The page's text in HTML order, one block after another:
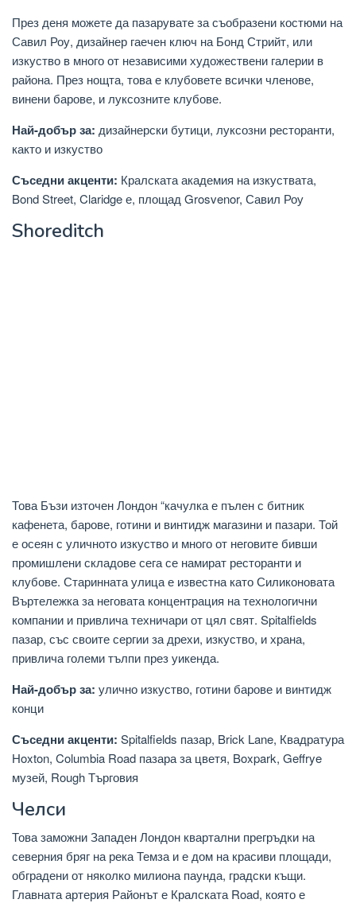
През деня можете да пазарувате за съобразени костюми на
Савил Роу, дизайнер гаечен ключ на Бонд Стрийт, или
изкуство в много от независими художествени галерии в
района. През нощта, това е клубовете всички членове,
винени барове, и луксозните клубове.
Най-добър за: дизайнерски бутици, луксозни ресторанти,
както и изкуство
Съседни акценти: Кралската академия на изкуствата,
Bond Street, Claridge е, площад Grosvenor, Савил Роу
Shoreditch
Това Бъзи източен Лондон “качулка е пълен с битник
кафенета, барове, готини и винтидж магазини и пазари. Той
е осеян с уличното изкуство и много от неговите бивши
промишлени складове сега се намират ресторанти и
клубове. Старинната улица е известна като Силиконовата
Въртележка за неговата концентрация на технологични
компании и привлича техничари от цял ​​свят. Spitalfields
пазар, със своите сергии за дрехи, изкуство, и храна,
привлича големи тълпи през уикенда.
Най-добър за: улично изкуство, готини барове и винтидж
конци
Съседни акценти: Spitalfields пазар, Brick Lane, Квадратура
Hoxton, Columbia Road пазара за цветя, Boxpark, Geffrye
музей, Rough Търговия
Челси
Това заможни Западен Лондон квартални прегръдки на
северния бряг на река Темза и е дом на красиви площади,
обградени от няколко милиона паунда, градски къщи.
Главната артерия Районът е Кралската Road, която е